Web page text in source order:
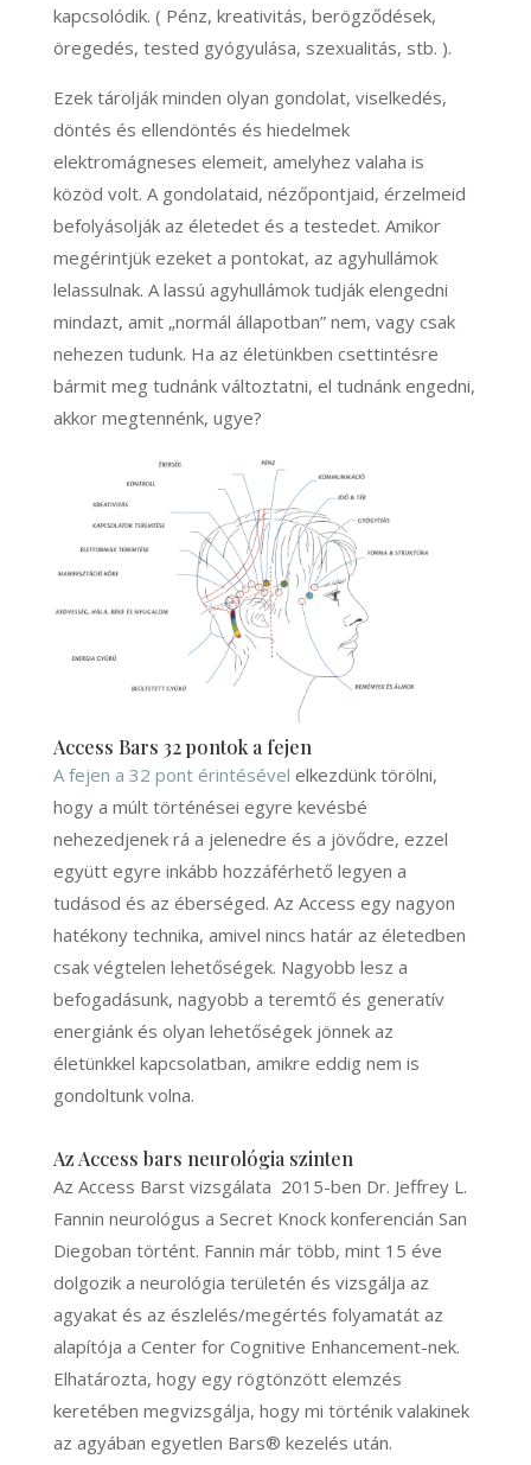
kapcsolódik. ( Pénz, kreativitás, berögződések,
öregedés, tested gyógyulása, szexualitás, stb. ).
Ezek tárolják minden olyan gondolat, viselkedés,
döntés és ellendöntés és hiedelmek
elektromágneses elemeit, amelyhez valaha is
közöd volt. A gondolataid, nézőpontjaid, érzelmeid
befolyásolják az életedet és a testedet. Amikor
megérintjük ezeket a pontokat, az agyhullámok
lelassulnak. A lassú agyhullámok tudják elengedni
mindazt, amit „normál állapotban” nem, vagy csak
nehezen tudunk. Ha az életünkben csettintésre
bármit meg tudnánk változtatni, el tudnánk engedni,
akkor megtennénk, ugye?
Access Bars 32 pontok a fejen
A fejen a 32 pont érintésével elkezdünk törölni,
hogy a múlt történései egyre kevésbé
nehezedjenek rá a jelenedre és a jövődre, ezzel
együtt egyre inkább hozzáférhető legyen a
tudásod és az éberséged. Az Access egy nagyon
hatékony technika, amivel nincs határ az életedben
csak végtelen lehetőségek. Nagyobb lesz a
befogadásunk, nagyobb a teremtő és generatív
energiánk és olyan lehetőségek jönnek az
életünkkel kapcsolatban, amikre eddig nem is
gondoltunk volna.
Az Access bars neurológia szinten
Az Access Barst vizsgálata 2015-ben Dr. Jeffrey L.
Fannin neurológus a Secret Knock konferencián San
Diegoban történt. Fannin már több, mint 15 éve
dolgozik a neurológia területén és vizsgálja az
agyakat és az észlelés/megértés folyamatát az
alapítója a Center for Cognitive Enhancement-nek.
Elhatározta, hogy egy rögtönzött elemzés
keretében megvizsgálja, hogy mi történik valakinek
az agyában egyetlen Bars® kezelés után.